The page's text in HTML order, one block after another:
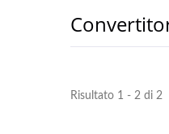
Risultato 1 - 2 di 2